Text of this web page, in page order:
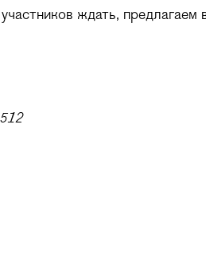
ждать, предлагаем